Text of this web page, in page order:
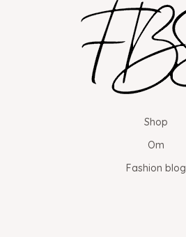
Shop
Om
Fashion blog